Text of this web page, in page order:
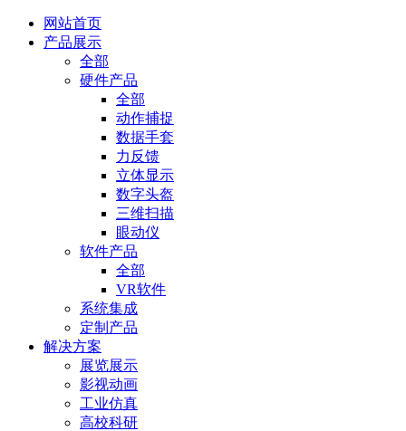
网站首页
产品展示
全部
硬件产品
全部
动作捕捉
数据手套
力反馈
立体显示
数字头盔
三维扫描
眼动仪
软件产品
全部
VR软件
系统集成
定制产品
解决方案
展览展示
影视动画
工业仿真
高校科研